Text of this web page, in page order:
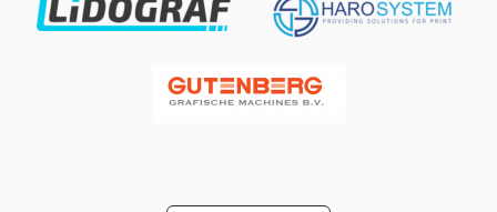
Nzm 6 200
Pared De Pintura